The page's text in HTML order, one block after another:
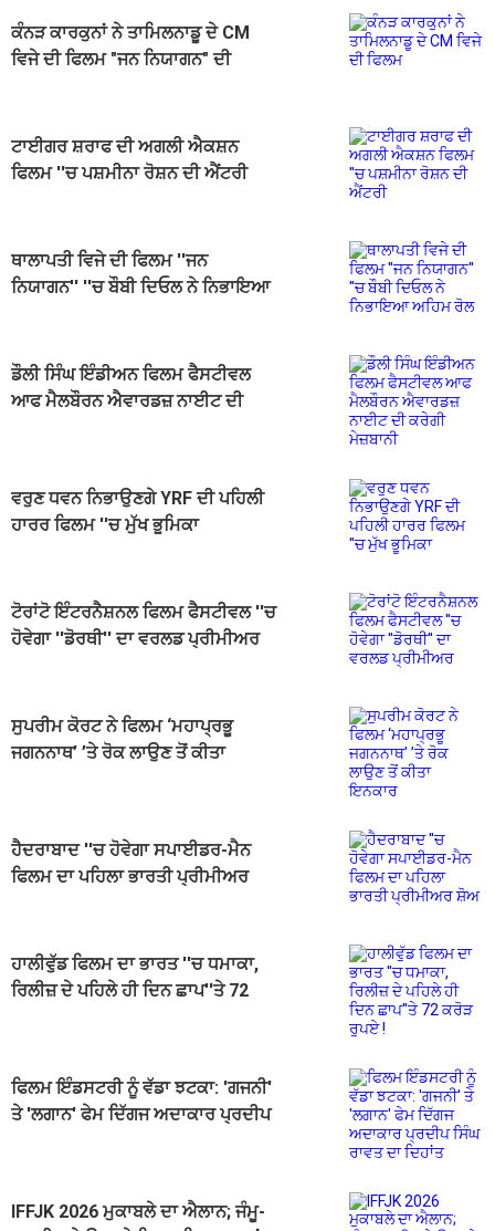
ਕੰਨੜ ਕਾਰਕੁਨਾਂ ਨੇ ਤਾਮਿਲਨਾਡੂ ਦੇ CM
ਵਿਜੇ ਦੀ ਫਿਲਮ "ਜਨ ਨਿਯਾਗਨ" ਦੀ
ਟਾਈਗਰ ਸ਼ਰਾਫ ਦੀ ਅਗਲੀ ਐਕਸ਼ਨ
ਫਿਲਮ ''ਚ ਪਸ਼ਮੀਨਾ ਰੋਸ਼ਨ ਦੀ ਐਂਟਰੀ
ਥਾਲਾਪਤੀ ਵਿਜੇ ਦੀ ਫਿਲਮ ''ਜਨ
ਨਿਯਾਗਨ'' ''ਚ ਬੌਬੀ ਦਿਓਲ ਨੇ ਨਿਭਾਇਆ
ਡੌਲੀ ਸਿੰਘ ਇੰਡੀਅਨ ਫਿਲਮ ਫੈਸਟੀਵਲ
ਆਫ ਮੈਲਬੌਰਨ ਐਵਾਰਡਜ਼ ਨਾਈਟ ਦੀ
ਵਰੁਣ ਧਵਨ ਨਿਭਾਉਣਗੇ YRF ਦੀ ਪਹਿਲੀ
ਹਾਰਰ ਫਿਲਮ ''ਚ ਮੁੱਖ ਭੂਮਿਕਾ
ਟੋਰਾਂਟੋ ਇੰਟਰਨੈਸ਼ਨਲ ਫਿਲਮ ਫੈਸਟੀਵਲ ''ਚ
ਹੋਵੇਗਾ ''ਡੋਰਥੀ'' ਦਾ ਵਰਲਡ ਪ੍ਰੀਮੀਅਰ
ਸੁਪਰੀਮ ਕੋਰਟ ਨੇ ਫਿਲਮ ‘ਮਹਾਪ੍ਰਭੂ
ਜਗਨਨਾਥ’ ’ਤੇ ਰੋਕ ਲਾਉਣ ਤੋਂ ਕੀਤਾ
ਹੈਦਰਾਬਾਦ ''ਚ ਹੋਵੇਗਾ ਸਪਾਈਡਰ-ਮੈਨ
ਫਿਲਮ ਦਾ ਪਹਿਲਾ ਭਾਰਤੀ ਪ੍ਰੀਮੀਅਰ
ਹਾਲੀਵੁੱਡ ਫਿਲਮ ਦਾ ਭਾਰਤ ''ਚ ਧਮਾਕਾ,
ਰਿਲੀਜ਼ ਦੇ ਪਹਿਲੇ ਹੀ ਦਿਨ ਛਾਪ''ਤੇ 72
ਫਿਲਮ ਇੰਡਸਟਰੀ ਨੂੰ ਵੱਡਾ ਝਟਕਾ: 'ਗਜਨੀ'
ਤੇ 'ਲਗਾਨ' ਫੇਮ ਦਿੱਗਜ ਅਦਾਕਾਰ ਪ੍ਰਦੀਪ
IFFJK 2026 ਮੁਕਾਬਲੇ ਦਾ ਐਲਾਨ; ਜੰਮੂ-